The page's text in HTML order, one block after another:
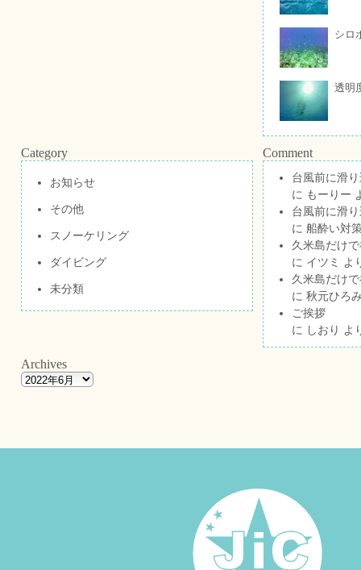
シロ
透明
Category
お知らせ
その他
スノーケリング
ダイビング
未分類
Comment
台風前に滑
に もーりー
台風前に滑
に 船酔い対
久米島だけ
に イツミ
よ
久米島だけ
に 秋元ひろ
ご挨拶
に しおり よ
Archives